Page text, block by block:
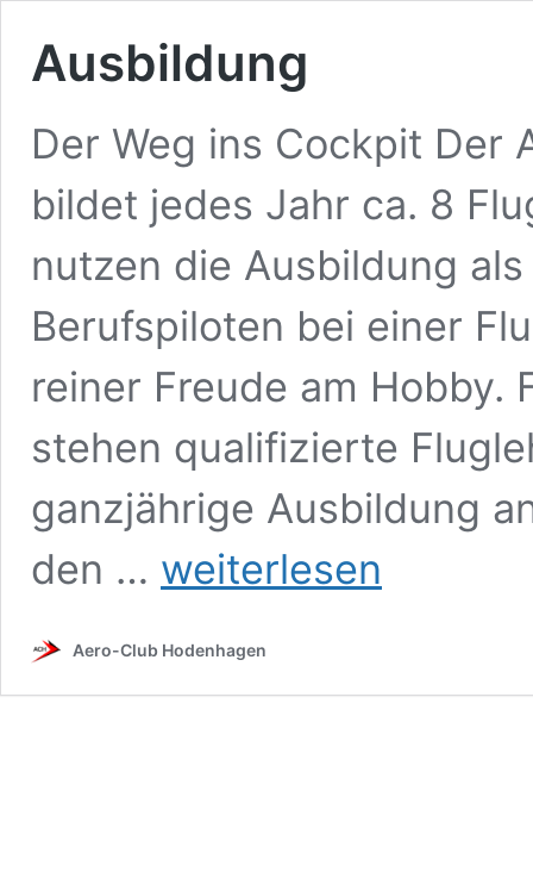
Ausbildung
Der Weg ins Cockpit Der
bildet jedes Jahr ca. 8
nutzen die Ausbildung
Berufspiloten bei einer
reiner Freude am Hobby.
stehen qualifizierte
ganzjährige Ausbildung
den …
Ausbildung
weiterlesen
Aero-Club Hodenhagen